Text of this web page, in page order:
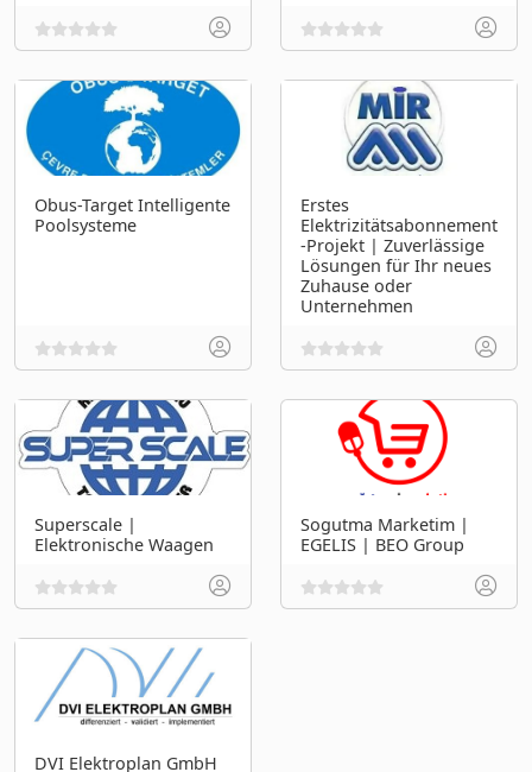
Obus-Target Intelligente
Poolsysteme
Erstes
Elektrizitätsabonnement
-Projekt | Zuverlässige
Lösungen für Ihr neues
Zuhause oder
Unternehmen
Superscale |
Elektronische Waagen
Sogutma Marketim |
EGELIS | BEO Group
DVI Elektroplan GmbH